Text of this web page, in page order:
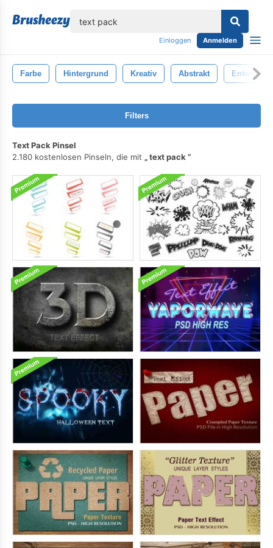
Einloggen Anmelden
Farbe Hintergrund Kreativ Abstrakt Entwurf
Filters
Text Pack Pinsel
2.180 kostenlosen Pinseln, die mit
text pack